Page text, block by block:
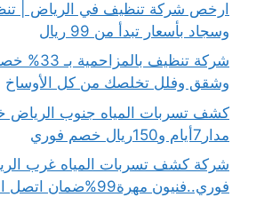
ارخص شركة تنظيف في الرياض |
وسجاد بأسعار تبدأ من 99 ريال
شركة تنظيف
وشقق وفلل تخلصك من كل الأوساخ
مدار7أيام و150ريال خصم فوري
فوري..فنيون مهرة99%ضمان اتصل الان